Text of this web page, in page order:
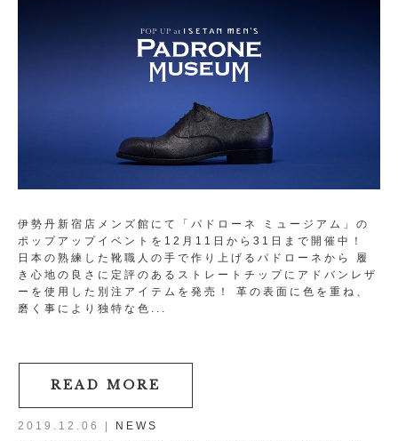
伊勢丹新宿店メンズ館にて「パドローネ ミュージアム」の
ポップアップイベントを12月11日から31日まで開催中！
日本の熟練した靴職人の手で作り上げるパドローネから 履
き心地の良さに定評のあるストレートチップにアドバンレザ
ーを使用した別注アイテムを発売！ 革の表面に色を重ね、
磨く事により独特な色...
READ MORE
2019.12.06 | NEWS